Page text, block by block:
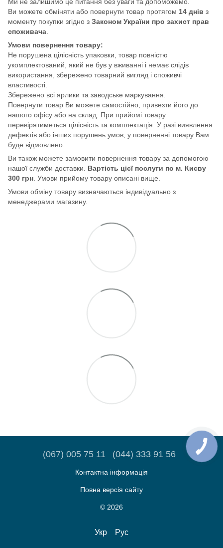
Ви можете обміняти або повернути товар протягом 14 днів з
моменту покупки згідно з Законом України про захист прав
споживача
Умови повернення товару:
Не порушена цілісність упаковки, товар повністю
укомплектований, який не був у вживанні і немає слідів
використання, збережено товарний вигляд і споживчі
властивості.
Збережено всі ярлики та заводське маркування.
Повернути товар Ви можете самостійно, привезти його до
нашого офісу або на склад. При прийомі товару
перевірятиметься цілісність та комплектація. У разі виявлення
дефектів або інших порушень умов, у поверненні товару Вам
буде відмовлено.
Ви також можете замовити повернення товару за допомогою
нашої служби доставки. Вартість цієї послуги по м. Києву
300 грн . Умови прийому товару описані вище.
Умови обміну товару визначаються індивідуально з
менеджерами магазину.
(067) 005 75 11 (044) 333 91 56
Контактна інформація
Повна версія сайту
© 2026
Укр Рус